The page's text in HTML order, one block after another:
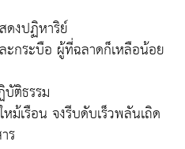
ดงปฏิหาริย์
ะกระบือ ผู้ที่ฉลาดก็เหลือน้อย
ติธรรม
ม้เรือน จงรีบดับเร็วพลันเถิด
ร